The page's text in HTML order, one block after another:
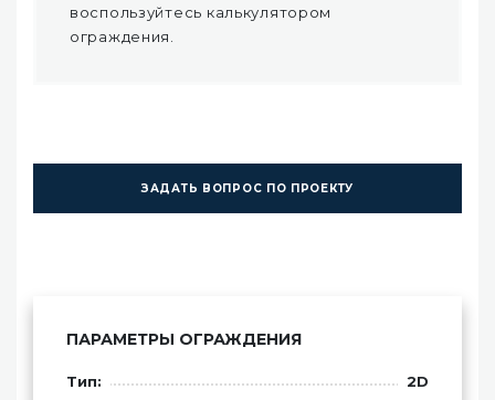
воспользуйтесь калькулятором
ограждения.
ЗАДАТЬ ВОПРОС ПО ПРОЕКТУ
ПАРАМЕТРЫ ОГРАЖДЕНИЯ
Тип: 2D